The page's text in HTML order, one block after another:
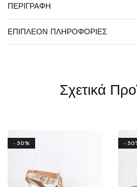
ΠΕΡΙΓΡΑΦΉ
ΕΠΙΠΛΈΟΝ ΠΛΗΡΟΦΟΡΊΕΣ
Σχετικά
- 50% -